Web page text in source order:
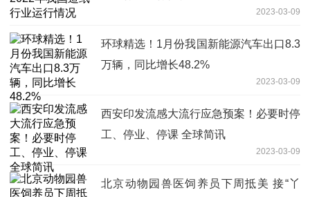
2023-03-09
环球精选！1月份我国新能源汽车出口8.3
万辆，同比增长48.2%
2023-03-09
西安印发流感大流行应急预案！必要时停
工、停业、停课 全球简讯
2023-03-09
北京动物园兽医饲养员下周抵美 接“丫